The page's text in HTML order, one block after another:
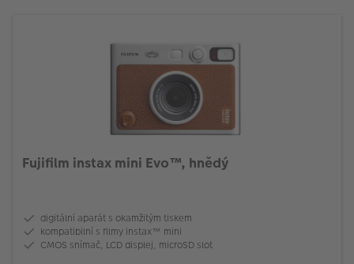
Fujifilm instax mini Evo™, hnědý
digitální aparát s okamžitým tiskem
kompatibilní s filmy instax™ mini
CMOS snímač, LCD displej, microSD slot